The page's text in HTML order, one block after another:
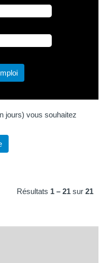
jours) vous souhaitez
Résultats 1 – 21 sur 21